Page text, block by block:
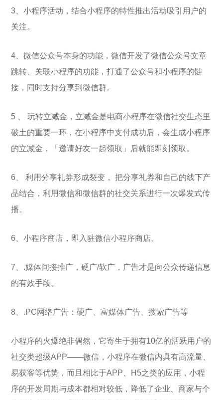
3、小程序活动，结合小程序的特性推出活动吸引用户的
关注。
4、微信公众号本身的功能，微信开发了微信公众号文章
跳转、关联小程序的功能，打通了公众号和小程序的链
接，同时支持分享到微信群。
5 、 玩转立减金，立减金是电商小程序在微信社交生态里
破土的重要一环，在小程序中支付成功后，会生成小程序
的立减金，「邀请好友一起领取」后就能即刻领取。
6、 利用分享礼券形成裂变， 把分享礼券和自己的线下产
品结合，利用微信和微信群的社交关系进行一次爆发式传
播。
6、小程序商店，即入驻微信小程序商店。
7、.媒体间接推广，硬广/软广，广告才是向公众传递信息
的有效手段。
8、.PC网络广告：硬广、富媒体广告、搜索广告等
小程序的火爆绝非偶然，它寄生于拥有10亿的活跃用户的
社交类超级APP——微信，小程序在微信内具有高流量、
易获客等优势，而且相比于APP、H5之类的应用，小程
序的开发周期与成本都相对较低，降低了企业、商家与个